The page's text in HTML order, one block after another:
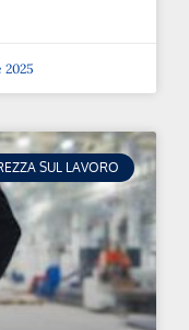
2025
SUL LAVORO